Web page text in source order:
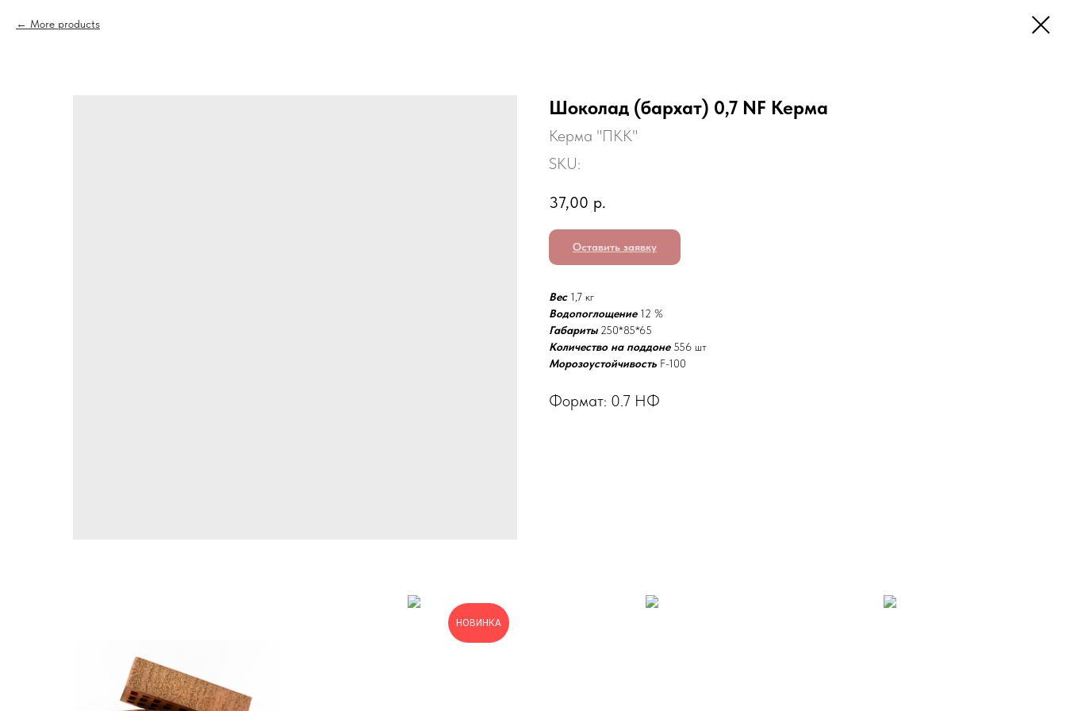
More products
Шоколад (бархат) 0,7 NF Керма
Керма "ПКК"
SKU:
37,00 р.
Оставить заявку
Вес 1,7 кг
Водопоглощение 12 %
Габариты 250*85*65
Количество на поддоне 556 шт
Морозоустойчивость F-100
Формат: 0.7 НФ
НОВИНКА